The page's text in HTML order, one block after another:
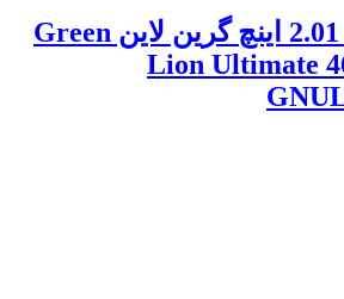
ساعت هوشمند 2.01 اینچ گرین لاین Green
Lion Ultimate